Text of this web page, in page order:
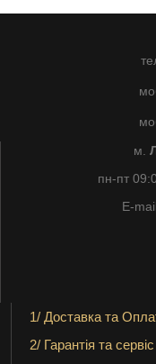
м.
пн-пт
E-
1/ Доставка та
2/ Гарантія та сервіс